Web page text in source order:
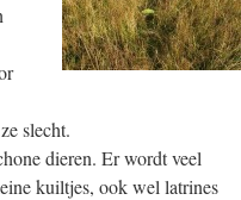
slecht.
dieren. Er wordt veel
kuiltjes, ook wel latrines